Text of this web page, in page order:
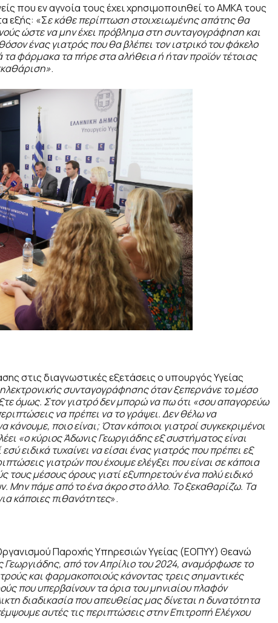
που εν αγνοία τους έχει χρησιμοποιηθεί το ΑΜΚΑ τους
εξής: «Σε κάθε περίπτωση στοιχειωμένης απάτης θα
ώστε να μην έχει πρόβλημα στη συνταγογράφηση και
ένας γιατρός που θα βλέπει τον ιατρικό του φάκελο
τα φάρμακα τα πήρε στα αλήθεια ή ήταν προϊόν τέτοιας
.
στις διαγνωστικές εξετάσεις ο υπουργός Υγείας
συνταγογράφησης όταν ξεπερνάνε το μέσο
όμως. Στον γιατρό δεν μπορώ να πω ότι «σου απαγορεύω
να πρέπει να το γράψει. Δεν θέλω να
ποιο είναι; Όταν κάποιοι γιατροί συγκεκριμένοι
«ο κύριος Άδωνις Γεωργιάδης εξ συστήματος είναι
ειδικά τυχαίνει να είσαι ένας γιατρός που πρέπει εξ
γιατρών που έχουμε ελέγξει που είναι σε κάποια
μέσους όρους γιατί εξυπηρετούν ένα πολύ ειδικό
Μην πάμε από το ένα άκρο στο άλλο. Το ξεκαθαρίζω. Τα
κάποιες πιθανότητες».
Παροχής Υπηρεσιών Υγείας (ΕΟΠΥΥ) Θεανώ
Γεωργιάδης, από τον Απρίλιο του 2024, αναμόρφωσε το
και φαρμακοποιούς κάνοντας τρεις σημαντικές
που υπερβαίνουν τα όρια του μηνιαίου πλαφόν
διαδικασία που απευθείας μας δίνεται η δυνατότητα
αυτές τις περιπτώσεις στην Επιτροπή Ελέγχου